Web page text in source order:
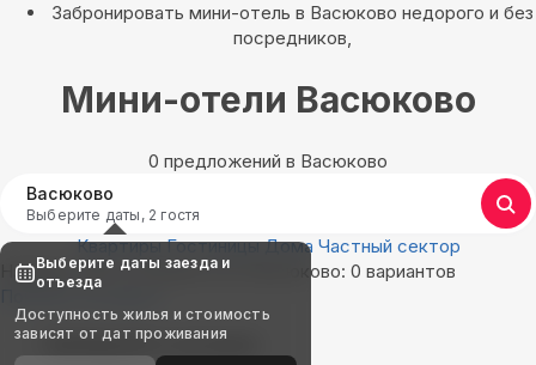
Забронировать мини-отель в Васюково недорого и без
посредников,
Мини-отели Васюково
0 предложений в Васюково
Васюково
Выберите даты, 2 гостя
Квартиры Гостиницы Дома Частный сектор
Найдём, где остановиться в Васюково: 0 вариантов
Показать на карте
Выбирайте лучшее
Выберите даты заезда и
отъезда
Доступность жилья и стоимость
зависят от дат проживания